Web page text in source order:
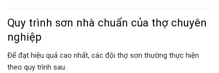
Quy trình sơn nhà chuẩn của thợ chuyên
nghiệp
Để đạt hiệu quả cao nhất, các đội thợ sơn thường thực hiện
theo quy trình sau.